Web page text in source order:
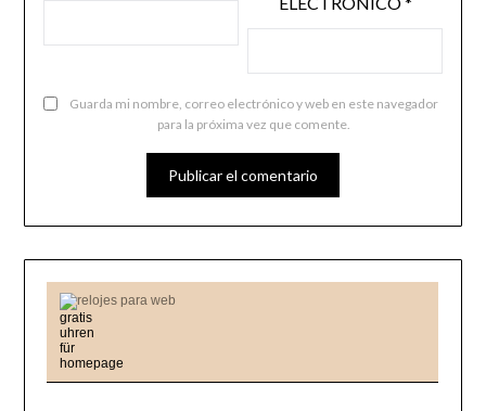
Guarda mi nombre, correo electrónico y web en este navegador
para la próxima vez que comente.
relojes para web